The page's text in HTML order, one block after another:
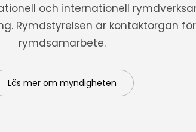
och internationell
Rymdstyrelsen är kontaktorgan
rymdsamarbete.
Läs mer om myndigheten